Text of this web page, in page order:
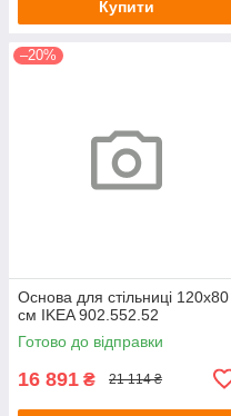
Купити
–20%
Основа для стільниці 120x80
см IKEA 902.552.52
Готово до відправки
16 891 ₴ 21 114 ₴